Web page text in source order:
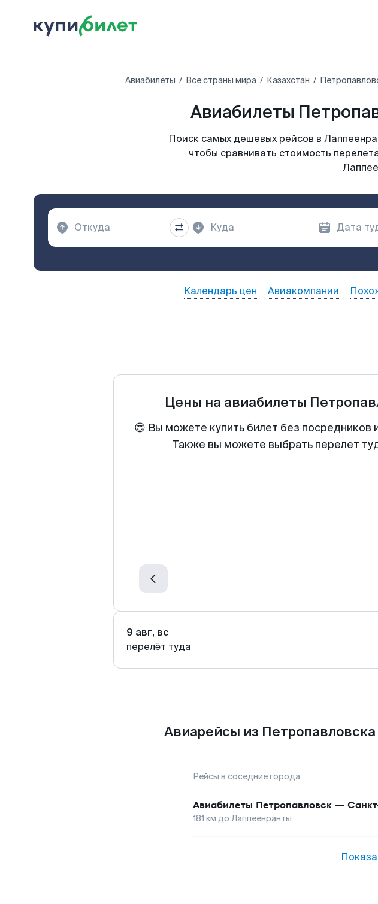
Авиабилеты Все страны мира Казахстан
Авиабилеты
Поиск самых дешевых рейсов в
чтобы сравнивать стоимость
Календарь цен Авиакомпании
Цены на авиабилеты
😍 Вы можете купить билет без посредников
Также вы можете выбрать перелет
9 авг, вс
перелёт туда
Авиарейсы из
Рейсы в соседние города
Авиабилеты Петропавловск —
181 км до Лаппеенранты